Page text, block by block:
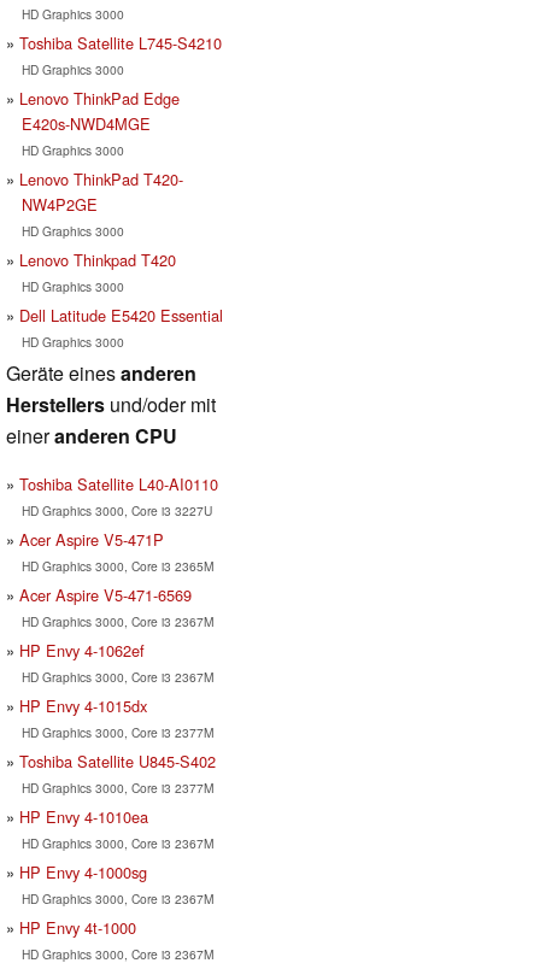
HD Graphics 3000
Toshiba Satellite L745-S4210
HD Graphics 3000
Lenovo ThinkPad Edge
E420s-NWD4MGE
HD Graphics 3000
Lenovo ThinkPad T420-
NW4P2GE
HD Graphics 3000
Lenovo Thinkpad T420
HD Graphics 3000
Dell Latitude E5420 Essential
HD Graphics 3000
Geräte einesanderen
Herstellers und/oder mit
eineranderen CPU
Toshiba Satellite L40-AI0110
HD Graphics 3000, Core i3 3227U
Acer Aspire V5-471P
HD Graphics 3000, Core i3 2365M
Acer Aspire V5-471-6569
HD Graphics 3000, Core i3 2367M
HP Envy 4-1062ef
HD Graphics 3000, Core i3 2367M
HP Envy 4-1015dx
HD Graphics 3000, Core i3 2377M
Toshiba Satellite U845-S402
HD Graphics 3000, Core i3 2377M
HP Envy 4-1010ea
HD Graphics 3000, Core i3 2367M
HP Envy 4-1000sg
HD Graphics 3000, Core i3 2367M
HP Envy 4t-1000
HD Graphics 3000, Core i3 2367M